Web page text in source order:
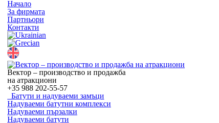
Начало
За фирмата
Партньори
Контакти
Вектор – производство и продажба
на атракциони
+35 988 202-55-57
Батути и надуваеми замъци
Надуваеми батутни комплекси
Надуваеми пързалки
Надуваеми батути